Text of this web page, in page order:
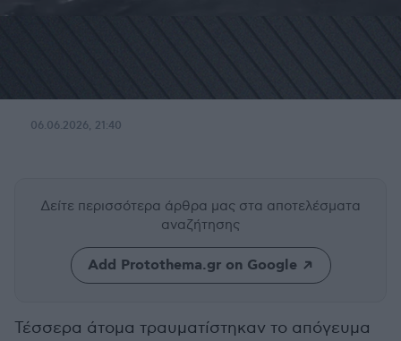
06.06.2026, 21:40
Δείτε περισσότερα άρθρα μας στα αποτελέσματα
αναζήτησης
Add Protothema.gr on Google
Τέσσερα άτομα τραυματίστηκαν το απόγευμα